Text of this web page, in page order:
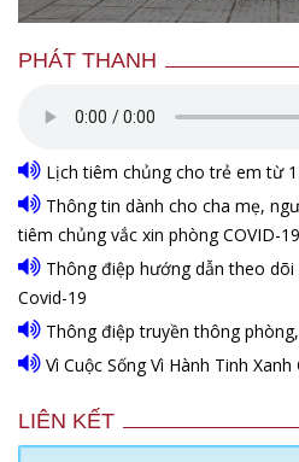
PHÁT THANH
Lịch tiêm chủng cho trẻ em từ
Thông tin dành cho cha mẹ,
tiêm chủng vắc xin phòng COVID-19
Thông điệp hướng dẫn theo
Covid-19
Thông điệp truyền thông
Vì Cuộc Sống Vì Hành Tinh
LIÊN KẾT